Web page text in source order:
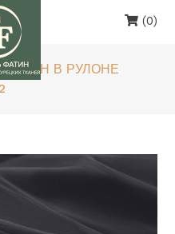
(0)
В РУЛОНЕ